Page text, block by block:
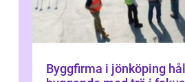
Byggfirma i jönköping hållbart